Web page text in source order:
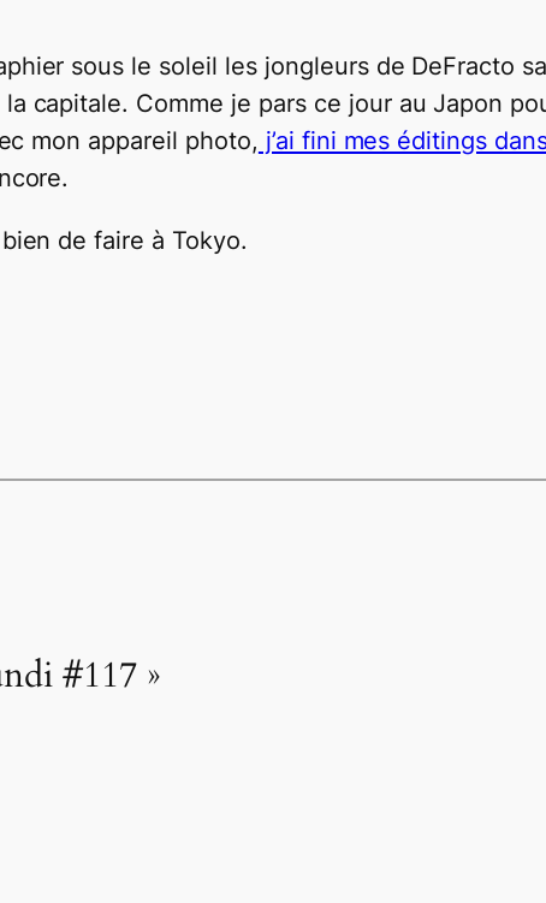
sous le soleil les jongleurs de DeFracto
capitale. Comme je pars ce jour au Japon
mon appareil photo, j’ai fini mes éditings
de faire à Tokyo.
#117 »